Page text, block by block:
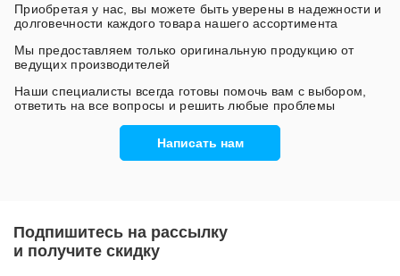
Приобретая у нас, вы можете быть уверены в надежности и
долговечности каждого товара нашего ассортимента
Мы предоставляем только оригинальную продукцию от
ведущих производителей
Наши специалисты всегда готовы помочь вам с выбором,
ответить на все вопросы и решить любые проблемы
Написать нам
Подпишитесь на рассылку
и получите скидку